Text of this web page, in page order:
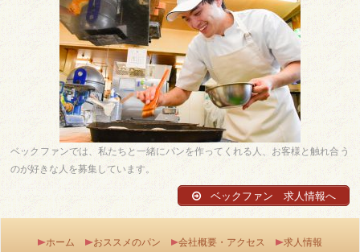
ベックファンでは、私たちと一緒にパンを作ってくれる人、お客様と触れ合う
のが好きな人を募集しています。
ベックファン 求人情報へ
ホーム おススメのパン 会社概要・アクセス 求人情報